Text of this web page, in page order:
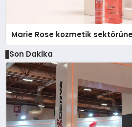
Marie Rose kozmetik
Son Dakika